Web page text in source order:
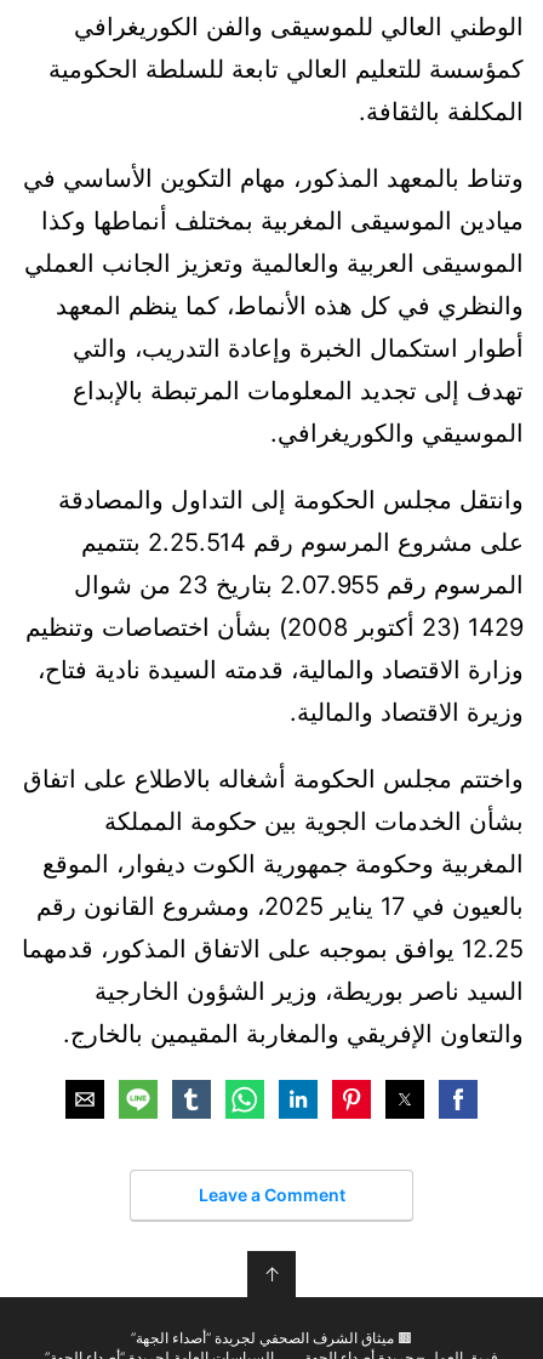
الوطني العالي للموسيقى والفن الكوريغرافي
كمؤسسة للتعليم العالي تابعة للسلطة الحكومية
المكلفة بالثقافة.
وتناط بالمعهد المذكور، مهام التكوين الأساسي في
ميادين الموسيقى المغربية بمختلف أنماطها وكذا
الموسيقى العربية والعالمية وتعزيز الجانب العملي
والنظري في كل هذه الأنماط، كما ينظم المعهد
أطوار استكمال الخبرة وإعادة التدريب، والتي
تهدف إلى تجديد المعلومات المرتبطة بالإبداع
الموسيقي والكوريغرافي.
وانتقل مجلس الحكومة إلى التداول والمصادقة
على مشروع المرسوم رقم 2.25.514 بتتميم
المرسوم رقم 2.07.955 بتاريخ 23 من شوال
1429 (23 أكتوبر 2008) بشأن اختصاصات وتنظيم
وزارة الاقتصاد والمالية، قدمته السيدة نادية فتاح،
وزيرة الاقتصاد والمالية.
واختتم مجلس الحكومة أشغاله بالاطلاع على اتفاق
بشأن الخدمات الجوية بين حكومة المملكة
المغربية وحكومة جمهورية الكوت ديفوار، الموقع
بالعيون في 17 يناير 2025، ومشروع القانون رقم
12.25 يوافق بموجبه على الاتفاق المذكور، قدمهما
السيد ناصر بوريطة، وزير الشؤون الخارجية
والتعاون الإفريقي والمغاربة المقيمين بالخارج.
Leave a Comment
↑
🟫 ميثاق الشرف الصحفي لجريدة “أصداء الجهة”